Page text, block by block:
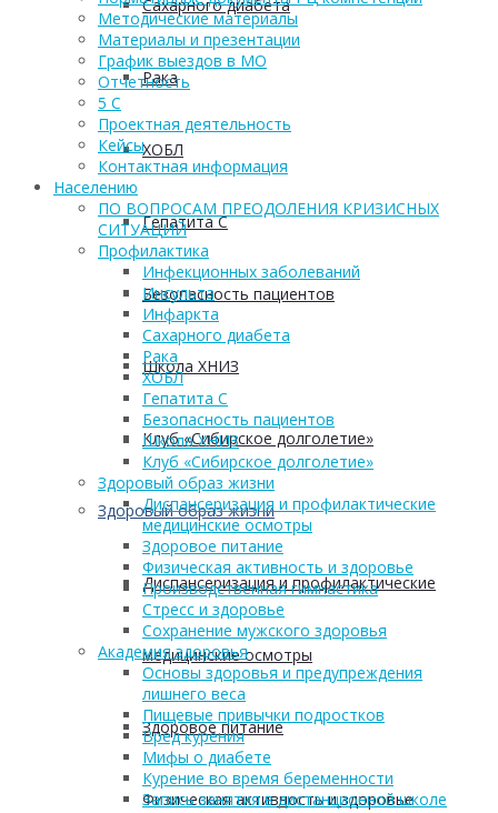
Сахарного диабета
Рака
ХОБЛ
Гепатита С
Безопасность пациентов
Школа ХНИЗ
Клуб «Сибирское долголетие»
Здоровый образ жизни
Диспансеризация и профилактические
медицинские осмотры
Здоровое питание
Физическая активность и здоровье
Методические материалы
Материалы и презентации
График выездов в МО
Отчетность
5 С
Проектная деятельность
Кейсы
Контактная информация
Населению
ПО ВОПРОСАМ ПРЕОДОЛЕНИЯ КРИЗИСНЫХ
СИТУАЦИЙ
Профилактика
Инфекционных заболеваний
Инсульта
Инфаркта
Сахарного диабета
Рака
ХОБЛ
Гепатита С
Безопасность пациентов
Школа ХНИЗ
Клуб «Сибирское долголетие»
Здоровый образ жизни
Диспансеризация и профилактические
медицинские осмотры
Здоровое питание
Физическая активность и здоровье
Производственная гимнастика
Стресс и здоровье
Сохранение мужского здоровья
Академия здоровья
Основы здоровья и предупреждения
лишнего веса
Пищевые привычки подростков
Вред курения
Мифы о диабете
Курение во время беременности
Запись занятия в дистанционной школе